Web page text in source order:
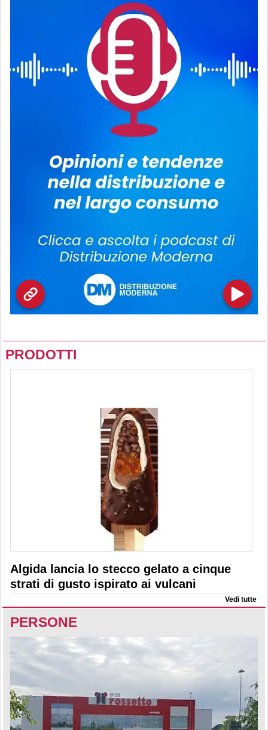
PRODOTTI
Algida lancia lo stecco gelato a cinque
strati di gusto ispirato ai vulcani
Vedi tutte
PERSONE